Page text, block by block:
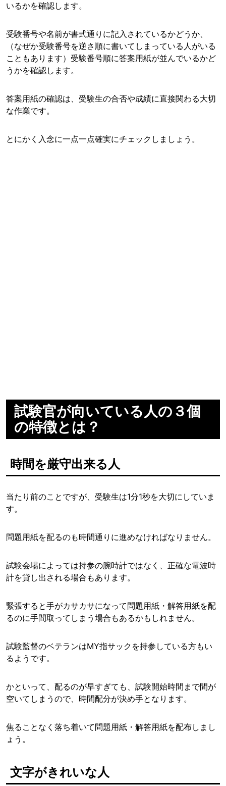
いるかを確認します。
受験番号や名前が書式通りに記入されているかどうか、
（なぜか受験番号を逆さ順に書いてしまっている人がいる
こともあります）受験番号順に答案用紙が並んでいるかど
うかを確認します。
答案用紙の確認は、受験生の合否や成績に直接関わる大切
な作業です。
とにかく入念に一点一点確実にチェックしましょう。
試験官が向いている人の３個
の特徴とは？
時間を厳守出来る人
当たり前のことですが、受験生は1分1秒を大切にしていま
す。
問題用紙を配るのも時間通りに進めなければなりません。
試験会場によっては持参の腕時計ではなく、正確な電波時
計を貸し出される場合もあります。
緊張すると手がカサカサになって問題用紙・解答用紙を配
るのに手間取ってしまう場合もあるかもしれません。
試験監督のベテランはMY指サックを持参している方もい
るようです。
かといって、配るのが早すぎても、試験開始時間まで間が
空いてしまうので、時間配分が決め手となります。
焦ることなく落ち着いて問題用紙・解答用紙を配布しまし
ょう。
文字がきれいな人